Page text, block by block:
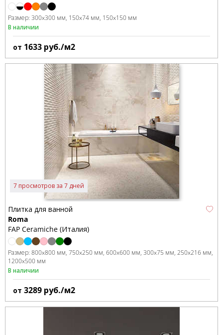
Размер: 300x300 мм 150x74 мм 150x150 мм
В наличии
от 1633 руб./м2
7 просмотров за 7 дней
Плитка для ванной
Roma
FAP Ceramiche (Италия)
Размер: 800x800 мм 750x250 мм 600x600 мм 300x75 мм 250x216 мм
1200x500 мм
В наличии
от 3289 руб./м2